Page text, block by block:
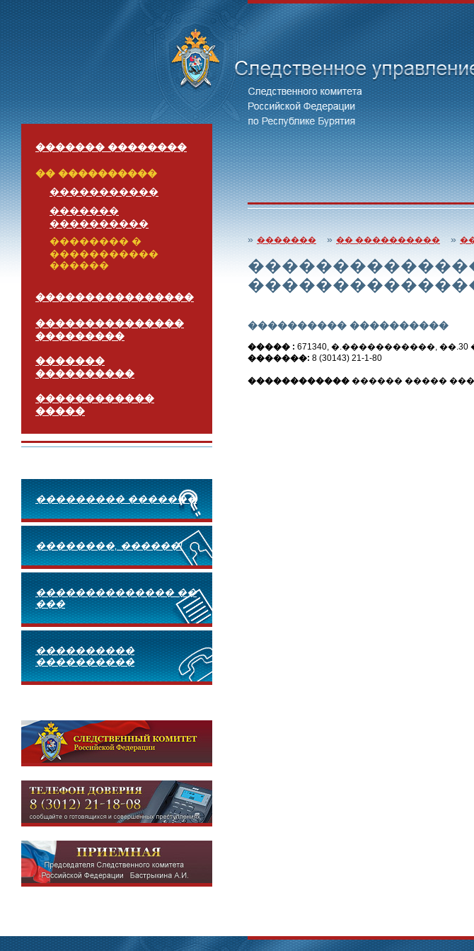
������� ��������
�� ����������
�����������
�������
����������
�������� �
�����������
������
����������������
���������������
���������
�������
����������
������������
�����
��������� �������
��������, ������!
�������������� ��
���
����������
����������
» ������� » �� ���������� »
���������� ����������
����� : 671340, �.�����������,
�������: 8 (30143) 21-1-80
������������ ������ �����